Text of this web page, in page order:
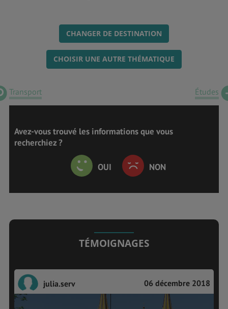
CHANGER DE DESTINATION
CHOISIR UNE AUTRE THÉMATIQUE
Transport Études
Avez-vous trouvé les informations que vous
recherchiez ?
OUI NON
TÉMOIGNAGES
julia.serv 06 décembre 2018